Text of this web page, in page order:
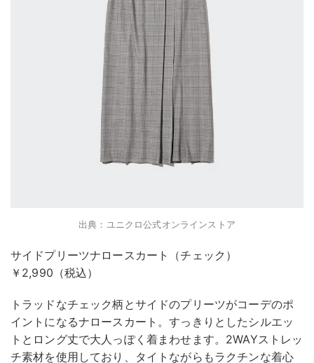
出典：ユニクロ公式オンラインストア
サイドプリーツナロースカート（チェック）
￥2,990（税込）
トラッドなチェック柄とサイドのプリーツがコーデのポ
イントになるナロースカート。すっきりとしたシルエッ
トとロング丈で大人っぽく着まわせます。2WAYストレッ
チ素材を使用しており、タイトながらもラクチンな着心